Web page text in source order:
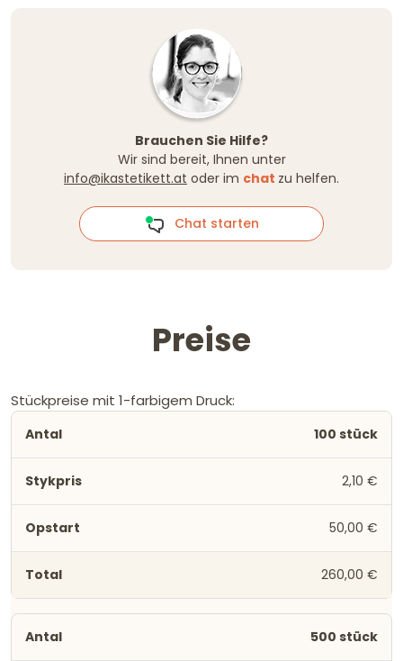
Brauchen Sie Hilfe?
Wir sind bereit, Ihnen unter
info@ikastetikett.at oder im chat zu helfen.
Chat starten
Preise
Stückpreise mit 1-farbigem Druck:
100 stück
2,10 €
50,00 €
260,00 €
500 stück